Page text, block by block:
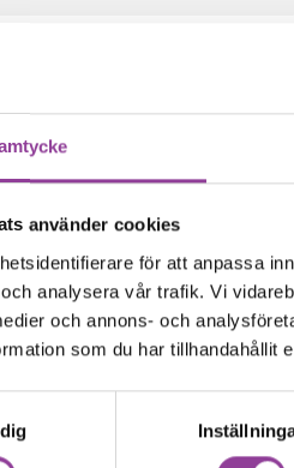
använder cookies
för att anpassa
analysera vår trafik. Vi
och annons- och
som du har tillhandahållit
samma